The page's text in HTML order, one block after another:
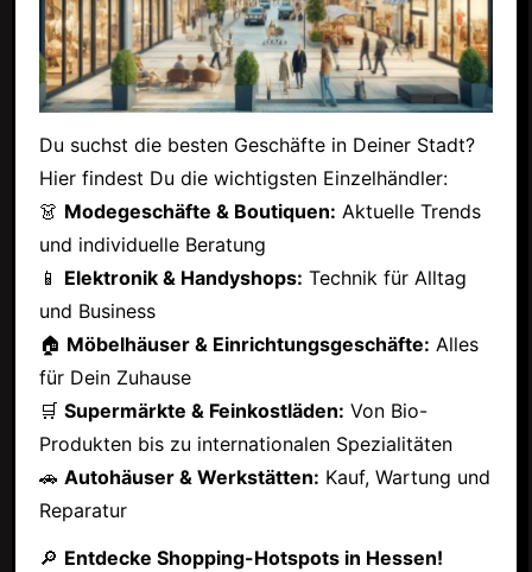
Du suchst die besten Geschäfte in Deiner Stadt?
Hier findest Du die wichtigsten Einzelhändler:
👗 Modegeschäfte & Boutiquen: Aktuelle Trends
und individuelle Beratung
📱 Elektronik & Handyshops: Technik für Alltag
und Business
🏠 Möbelhäuser & Einrichtungsgeschäfte: Alles
für Dein Zuhause
🛒 Supermärkte & Feinkostläden: Von Bio-
Produkten bis zu internationalen Spezialitäten
🚗 Autohäuser & Werkstätten: Kauf, Wartung und
Reparatur
🔎 Entdecke Shopping-Hotspots in Hessen!